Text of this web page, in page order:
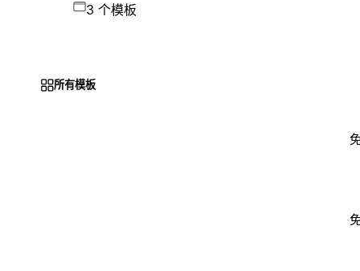
3 个模板
所有模板